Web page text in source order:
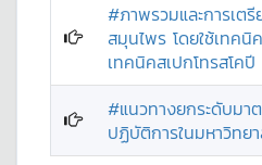
#ภาพรวมและการเต
สมุนไพร โดยใช้เทคนิ
เทคนิคสเปกโทรสโคปี
#แนวทางยกระดับมา
ปฏิบัติการในมหาวิทย